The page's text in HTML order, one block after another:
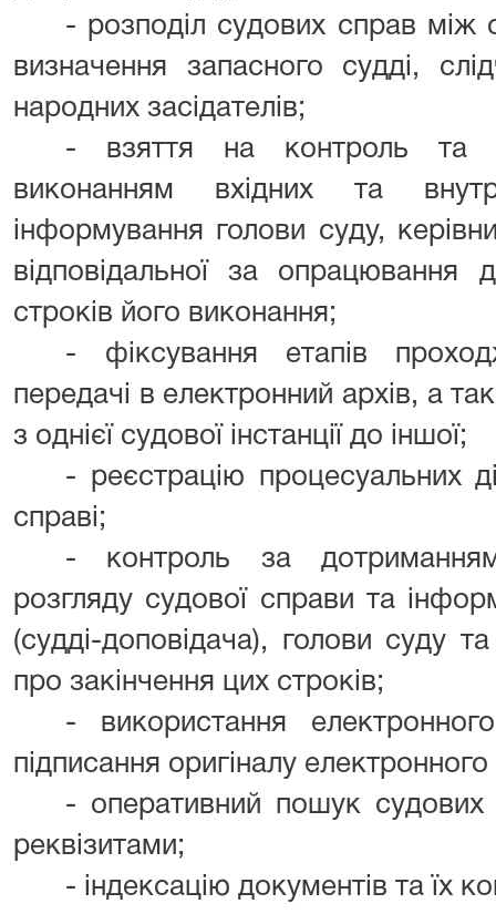
- розподіл судових справ між
визначення запасного судді,
народних засідателів;
- взяття на контроль та
виконанням вхідних та
інформування голови суду,
відповідальної за опрацювання
строків його виконання;
- фіксування етапів
передачі в електронний архів, а
з однієї судової інстанції до іншої;
- реєстрацію процесуальних
справі;
- контроль за
розгляду судової справи та
(судді-доповідача), голови суду
про закінчення цих строків;
- використання
підписання оригіналу
- оперативний пошук судових
реквізитами;
- індексацію документів та їх